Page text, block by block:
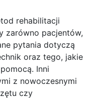
rehabilitacji
zarówno pacjentów,
pytania dotyczą
oraz tego, jakie
Inni
z nowoczesnymi
czy